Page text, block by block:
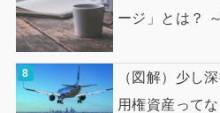
ージ」とは？
（図解）少し
用権資産って